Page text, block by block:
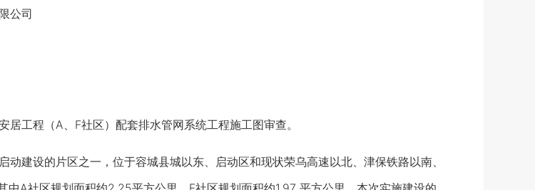
公司
工程（A、F社区）配套排水管网系统工程施工图审查。
建设的片区之一，位于容城县城以东、启动区和现状荣乌高速以北、津保铁路以南、